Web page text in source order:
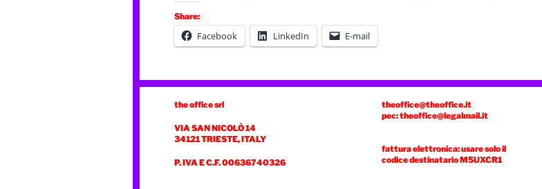
Share:
Facebook LinkedIn E-mail
the office srl
VIA SAN NICOLÒ 14
34121 TRIESTE, ITALY
P. IVA E C.F. 00636740326
theoffice@theoffice.it
pec: theoffice@legalmail.it
fattura elettronica: usare solo il
codice destinatarioM5UXCR1